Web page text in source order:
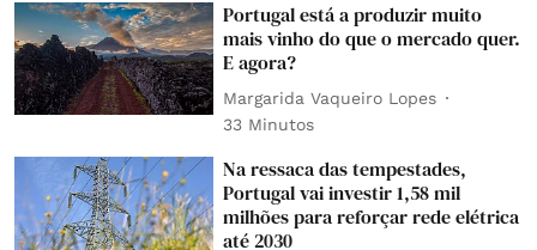
Portugal está a produzir muito
mais vinho do que o mercado quer.
E agora?
Margarida Vaqueiro Lopes
33 Minutos
Na ressaca das tempestades,
Portugal vai investir 1,58 mil
milhões para reforçar rede elétrica
até 2030